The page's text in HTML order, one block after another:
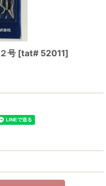
号 [tat# 52011]